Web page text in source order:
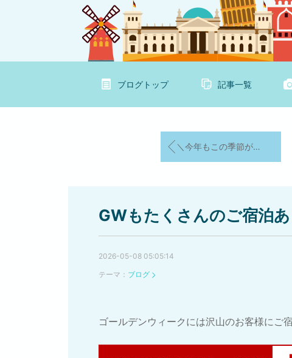
ブログトップ 記事一覧
＼今年もこの季節がやってくる！／
GWもたくさんのご宿泊
2026-05-08 05:05:14
テーマ： ブログ
ゴールデンウィークには沢山のお客様にご